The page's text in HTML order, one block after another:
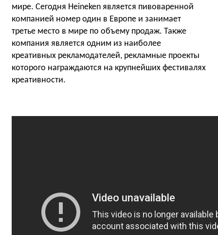
мире. Сегодня Heineken является пивоваренной
компанией номер один в Европе и занимает
третье место в мире по объему продаж. Также
компания является одним из наиболее
креативных рекламодателей, рекламные проекты
которого награждаются на крупнейших фестивалях
креативности.